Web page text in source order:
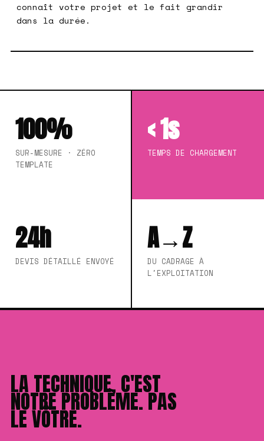
connaît votre projet et le fait grandir
dans la durée.
100%
SUR-MESURE · ZÉRO
TEMPLATE
< 1s
TEMPS DE CHARGEMENT
24h
DEVIS DÉTAILLÉ ENVOYÉ
A→Z
DU CADRAGE À
L'EXPLOITATION
LA TECHNIQUE, C'EST
NOTRE PROBLÈME. PAS
LE VÔTRE.